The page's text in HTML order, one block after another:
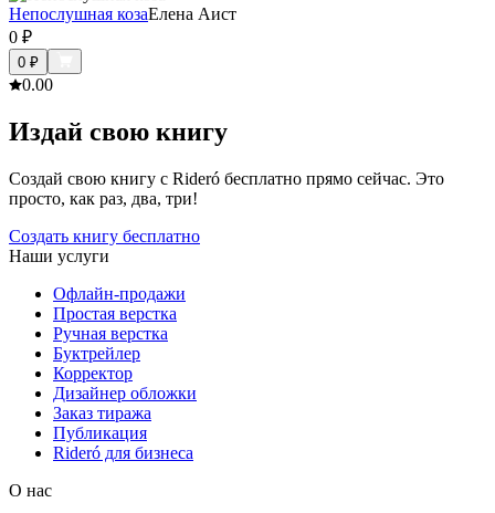
Непослушная козаЕлена Аист
0 ₽
0 ₽
0.00
Издай свою книгу
Создай свою книгу с Rideró бесплатно прямо сейчас. Это
просто, как раз, два, три!
Создать книгу бесплатно
Наши услуги
Офлайн-продажи
Простая верстка
Ручная верстка
Буктрейлер
Корректор
Дизайнер обложки
Заказ тиража
Публикация
Rideró для бизнеса
О нас